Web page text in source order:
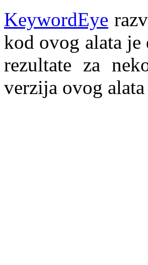
KeywordEye
kod ovog alata je
rezultate za
verzija ovog